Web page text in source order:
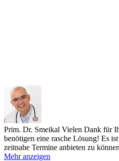
Prim. Dr. Smeikal Vielen Dank für
benötigen eine rasche Lösung! Es
zeitnahe Termine anbieten zu
Mehr anzeigen